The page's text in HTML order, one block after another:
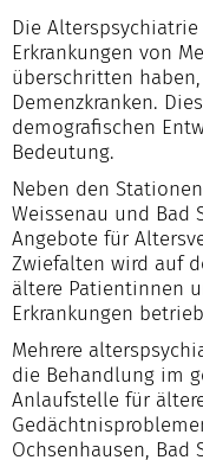
Die
Erkrankungen von
überschritten
Demenzkranken.
demografischen
Bedeutung.
Neben den
Weissenau und Bad
Angebote für
Zwiefalten wird auf
ältere Patientinnen
Erkrankungen
Mehrere
die Behandlung im
Anlaufstelle für
Ochsenhausen, Bad